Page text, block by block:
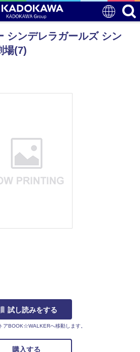
シンデレラガールズ シン
場(7)
試し読みをする
アBOOK☆WALKERへ移動します。
購入する